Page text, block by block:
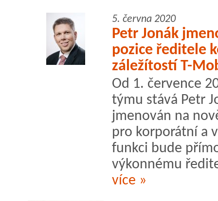
5. června 2020
Petr Jonák
pozice ředitele
záležítostí T-
Od 1. července
týmu stává Petr
jmenován na
pro korporátní a
funkci bude
výkonnému
více »